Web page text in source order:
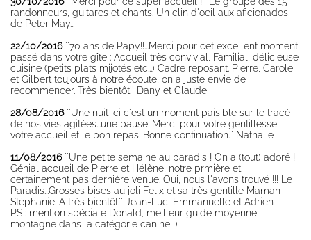
randonneurs, guitares et chants. Un clin d'oeil aux aficionados
de Peter May...
22/10/2016''70 ans de Papy!!...Merci pour cet excellent moment
passé dans votre gîte : Accueil très convivial, Familial, délicieuse
cuisine (petits plats mijotés etc...) Cadre reposant. Pierre, Carole
et Gilbert toujours à notre écoute, on a juste envie de
recommencer. Très bientôt'' Dany et Claude
28/08/2016''Une nuit ici c'est un moment paisible sur le tracé
de nos vies agitées...une pause. Merci pour votre gentillesse;
votre accueil et le bon repas. Bonne continuation.'' Nathalie
11/08/2016''Une petite semaine au paradis ! On a (tout) adoré !
Génial accueil de Pierre et Hélène, notre prmière et
certainement pas dernière venue. Oui, nous l'avons trouvé !!! Le
Paradis...Grosses bises au joli Felix et sa très gentille Maman
Stéphanie. A très bientôt.'' Jean-Luc, Emmanuelle et Adrien
PS : mention spéciale Donald, meilleur guide moyenne
montagne dans la catégorie canine ;)